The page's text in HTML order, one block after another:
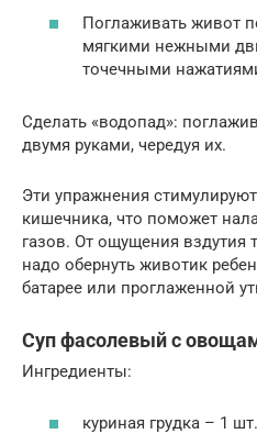
Поглаживать живот
мягкими нежными
точечными
Сделать «водопад»:
двумя руками, чередуя их.
Эти упражнения стимулируют
кишечника, что поможет
газов. От ощущения вздутия
надо обернуть животик
батарее или проглаженной
Суп фасолевый с
Ингредиенты:
куриная грудка – 1